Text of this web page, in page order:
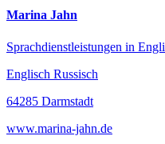
Marina Jahn
Sprachdienstleistungen in
Englisch Russisch
64285 Darmstadt
www.marina-jahn.de